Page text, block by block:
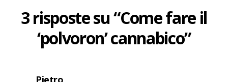
3 risposte su “Come fare il
‘polvoron’ cannabico”
Pietrodice: